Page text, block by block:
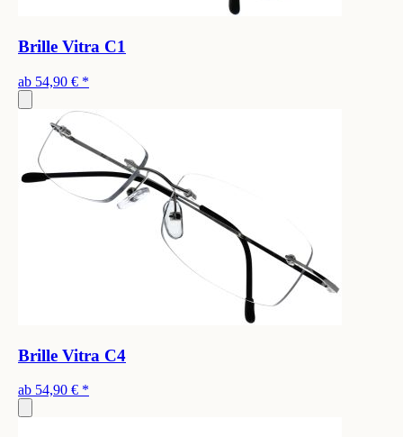
Brille Vitra C1
ab 54,90 € *
Brille Vitra C4
ab 54,90 € *